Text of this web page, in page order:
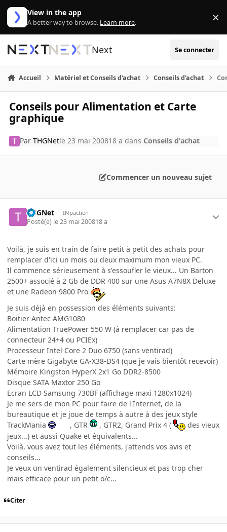
Aller au contenu
View in the app
A better way to browse. Learn more. ×
Next Se connecter
Accueil Matériel et Conseils d'achat Conseils d'achat
Conseils pour Alimentation et Carte
graphique
ParTHGNetle 23 mai 200818 a dans Conseils d'achat
Commencer un nouveau sujet
THGNet INpactien
Posté(e) le 23 mai 200818 a
Voilà, je suis en train de faire petit à petit des achats pour
remplacer d'ici un mois ou deux maximum mon vieux PC.
Il commence sérieusement à s'essoufler le vieux... Un Barton
2500+ associé à 2 Gb de DDR 400 sur une Asus A7N8X Deluxe
et une Radeon 9800 Pro
Je suis déjà en possession des éléments suivants:
Boitier Antec AMG1080
Alimentation TruePower 550 W (à remplacer car pas de
connecteur 24+4 ou PCIEx)
Processeur Intel Core 2 Duo 6750 (sans ventirad)
Carte mère Gigabyte GA-X38-DS4 (que je vais bientôt recevoir)
Mémoire Kingston HyperX 2x1 Go DDR2-8500
Disque SATA Maxtor 250 Go
Ecran LCD Samsung 730BF (affichage maxi 1280x1024)
Je me sers de mon PC pour faire de l'Internet, de la
bureautique et je joue de temps à autre à des jeux style
TrackMania
, GTR , GTR2, Grand Prix 4 (
des vieux
jeux...) et aussi Quake et équivalents...
Voilà, vous avez tout les éléments, j'attends vos avis et
conseils...
Je veux un ventirad également silencieux et pas trop cher
mais efficace pour un petit o/c...
Citer